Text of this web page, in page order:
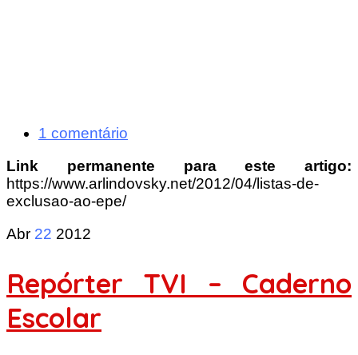
1 comentário
Link permanente para este artigo:
https://www.arlindovsky.net/2012/04/listas-de-
exclusao-ao-epe/
Abr 22 2012
Repórter TVI – Caderno
Escolar